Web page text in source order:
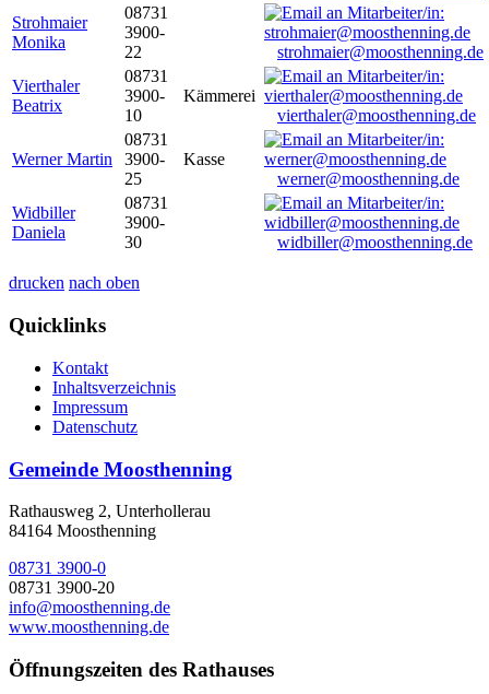
Strohmaier
Monika
08731
3900-
22
strohmaier@moosthenning.de
Vierthaler
Beatrix
08731
3900-
10
Kämmerei
vierthaler@moosthenning.de
Werner Martin
08731
3900-
25
Kasse
werner@moosthenning.de
Widbiller
Daniela
08731
3900-
30
widbiller@moosthenning.de
drucken nach oben
Quicklinks
Kontakt
Inhaltsverzeichnis
Impressum
Datenschutz
Gemeinde Moosthenning
Rathausweg 2, Unterhollerau
84164 Moosthenning
08731 3900-0
08731 3900-20
info@moosthenning.de
www.moosthenning.de
Öffnungszeiten des Rathauses